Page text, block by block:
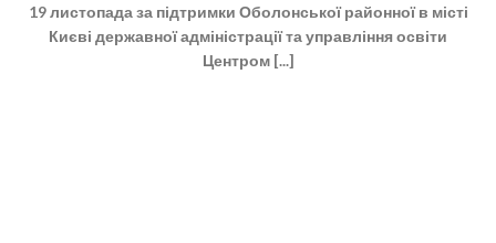
19 листопада за підтримки Оболонської районної в місті
Києві державної адміністрації та управління освіти
Центром [...]